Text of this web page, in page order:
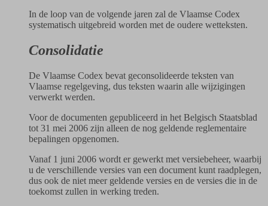
In de loop van de volgende jaren zal de Vlaamse Codex
systematisch uitgebreid worden met de oudere wetteksten.
Consolidatie
De Vlaamse Codex bevat geconsolideerde teksten van
Vlaamse regelgeving, dus teksten waarin alle wijzigingen
verwerkt werden.
Voor de documenten gepubliceerd in het Belgisch Staatsblad
tot 31 mei 2006 zijn alleen de nog geldende reglementaire
bepalingen opgenomen.
Vanaf 1 juni 2006 wordt er gewerkt met versiebeheer, waarbij
u de verschillende versies van een document kunt raadplegen,
dus ook de niet meer geldende versies en de versies die in de
toekomst zullen in werking treden.